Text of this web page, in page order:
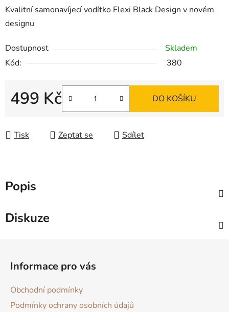
Kvalitní samonavíjecí vodítko Flexi Black Design v novém
designu
Dostupnost
Skladem
Kód:
380
499 Kč DO KOŠÍKU
Tisk Zeptat se Sdílet
Popis
Diskuze
Informace pro vás
Obchodní podmínky
Podmínky ochrany osobních údajů